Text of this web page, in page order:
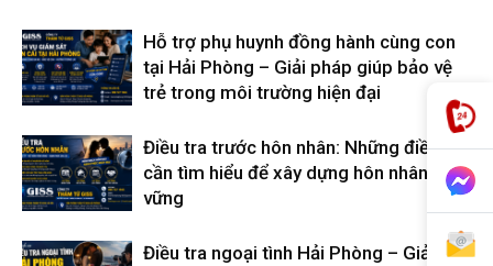
cong
tham
Hỗ trợ phụ huynh đồng hành cùng con
tại Hải Phòng – Giải pháp giúp bảo vệ
trẻ trong môi trường hiện đại
Điều tra trước hôn nhân: Những điều
cần tìm hiểu để xây dựng hôn nhân bền
vững
Điều tra ngoại tình Hải Phòng – Giải